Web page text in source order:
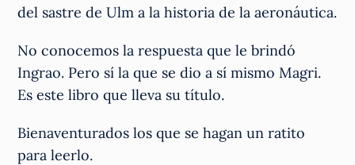
del sastre de Ulm a la historia de la aeronáutica.
No conocemos la respuesta que le brindó
Ingrao. Pero sí la que se dio a sí mismo Magri.
Es este libro que lleva su título.
Bienaventurados los que se hagan un ratito
para leerlo.